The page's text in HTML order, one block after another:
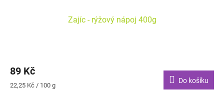
Zajíc - rýžový nápoj 400g
89 Kč
Měrná
22,25 Kč / 100 g
Do košíku